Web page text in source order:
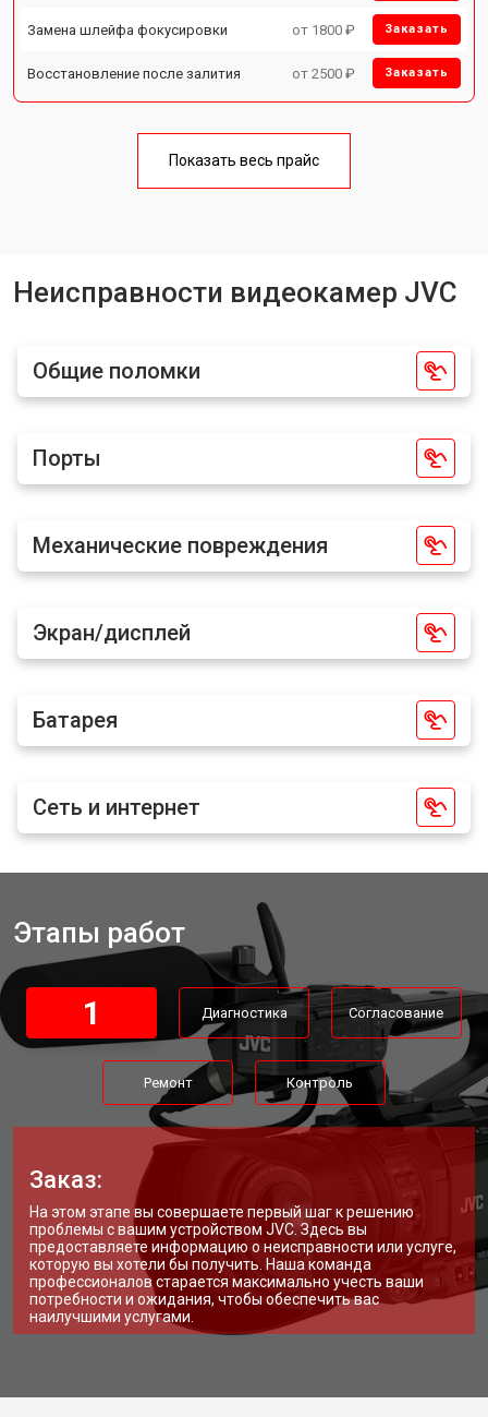
Замена шлейфа фокусировки от 1800 ₽ Заказать
Восстановление после залития от 2500 ₽ Заказать
Показать весь прайс
Неисправности видеокамер JVC
Общие поломки
Порты
Механические повреждения
Экран/дисплей
Батарея
Сеть и интернет
Этапы работ
1 Диагностика Согласование
Ремонт Контроль
Заказ:
На этом этапе вы совершаете первый шаг к решению
проблемы с вашим устройством JVC. Здесь вы
предоставляете информацию о неисправности или услуге,
которую вы хотели бы получить. Наша команда
профессионалов старается максимально учесть ваши
потребности и ожидания, чтобы обеспечить вас
наилучшими услугами.